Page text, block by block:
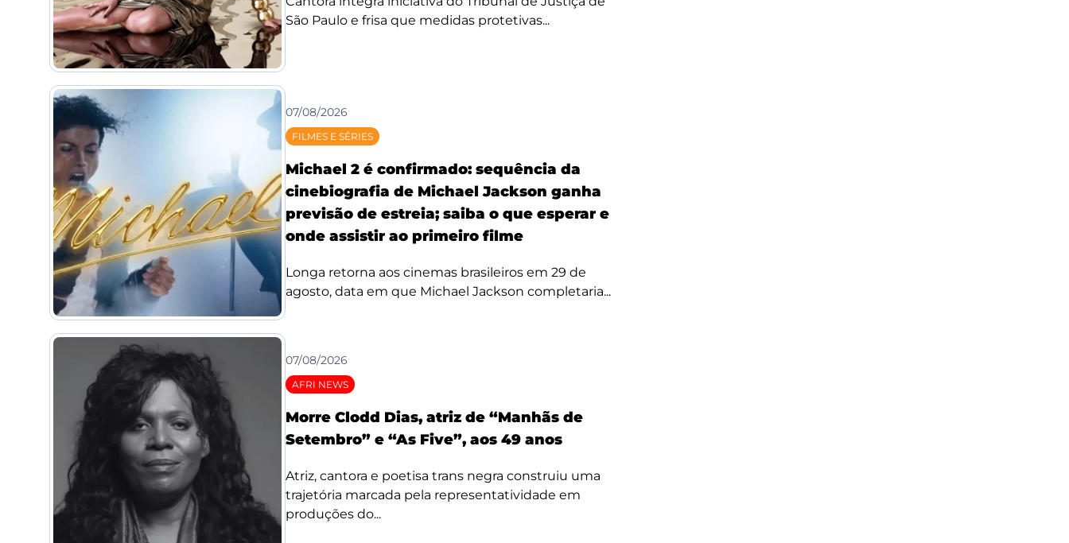
São Paulo e frisa que medidas protetivas...
07/08/2026
FILMES E SÉRIES
Michael 2 é confirmado: sequência da
cinebiografia de Michael Jackson ganha
previsão de estreia; saiba o que esperar e
onde assistir ao primeiro filme
Longa retorna aos cinemas brasileiros em 29 de
agosto, data em que Michael Jackson completaria...
07/08/2026
AFRI NEWS
Morre Clodd Dias, atriz de “Manhãs de
Setembro” e “As Five”, aos 49 anos
Atriz, cantora e poetisa trans negra construiu uma
trajetória marcada pela representatividade em
produções do...